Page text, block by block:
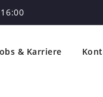
& Karriere